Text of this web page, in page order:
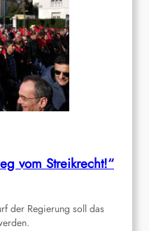
vom Streikrecht!“
der Regierung soll das